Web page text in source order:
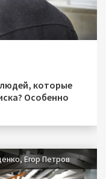
которые
Особенно
Егор Петров